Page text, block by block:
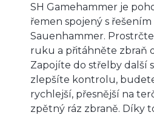
SH Gamehammer je
řemen spojený s řešením
Sauenhammer.
ruku a přitáhněte zbraň
Zapojíte do střelby další
zlepšíte kontrolu,
rychlejší, přesnější na
zpětný ráz zbraně. Díky